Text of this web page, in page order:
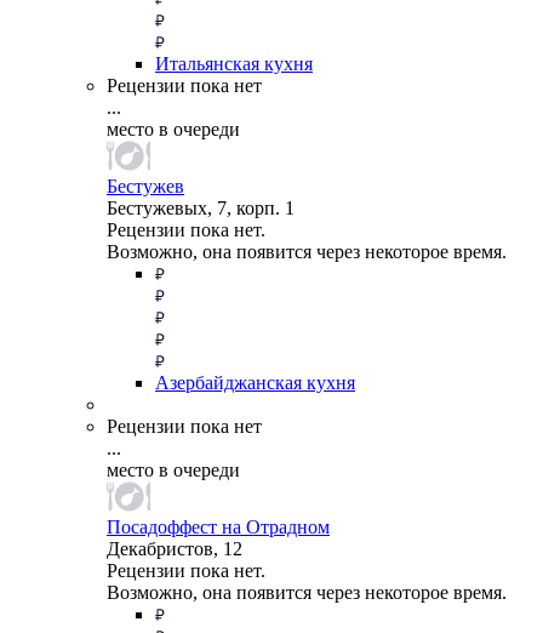
Итальянская кухня
Рецензии пока нет
...
место в очереди
Бестужев
Бестужевых, 7, корп. 1
Рецензии пока нет.
Возможно, она появится через некоторое время.
Азербайджанская кухня
Рецензии пока нет
...
место в очереди
Посадоффест на Отрадном
Декабристов, 12
Рецензии пока нет.
Возможно, она появится через некоторое время.